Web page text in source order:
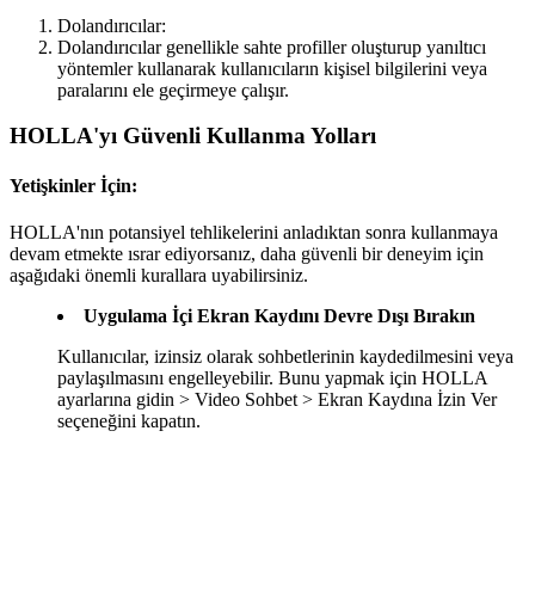
Dolandırıcılar:
Dolandırıcılar genellikle sahte profiller oluşturup yanıltıcı
yöntemler kullanarak kullanıcıların kişisel bilgilerini veya
paralarını ele geçirmeye çalışır.
HOLLA'yı Güvenli Kullanma Yolları
Yetişkinler İçin:
HOLLA'nın potansiyel tehlikelerini anladıktan sonra kullanmaya
devam etmekte ısrar ediyorsanız, daha güvenli bir deneyim için
aşağıdaki önemli kurallara uyabilirsiniz.
Uygulama İçi Ekran Kaydını Devre Dışı Bırakın
Kullanıcılar, izinsiz olarak sohbetlerinin kaydedilmesini veya
paylaşılmasını engelleyebilir. Bunu yapmak için HOLLA
ayarlarına gidin > Video Sohbet > Ekran Kaydına İzin Ver
seçeneğini kapatın.